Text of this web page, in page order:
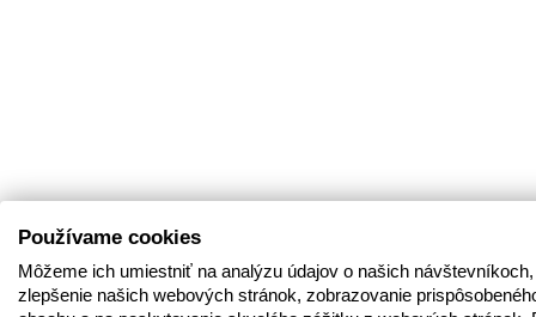
Používame cookies
Môžeme ich umiestniť na analýzu údajov o našich
zlepšenie našich webových stránok, zobrazovanie